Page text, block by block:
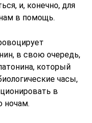
и, конечно, для
в помощь.
в свою очередь,
который
часы,
в
ночам.